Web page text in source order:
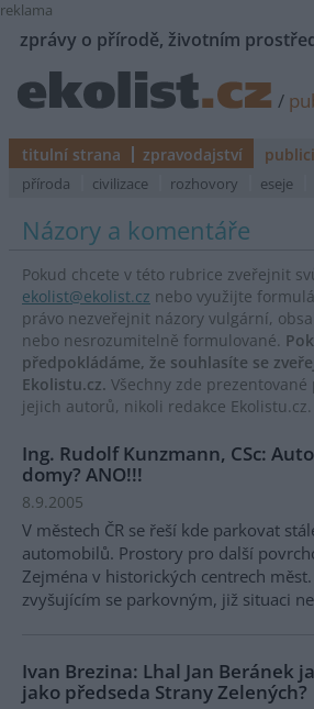
reklama
zprávy o přírodě, životním
/
titulní strana zpravodajství
příroda civilizace rozhovory eseje
Názory a komentáře
Pokud chcete v této rubrice zveřejnit
ekolist@ekolist.cz nebo využijte
právo nezveřejnit názory vulgární,
nebo nesrozumitelně formulované.
předpokládáme, že souhlasíte se
Ekolistu.cz. Všechny zde
jejich autorů, nikoli redakce Ekolistu.cz.
Ing. Rudolf Kunzmann, CSc:
domy? ANO!!!
8.9.2005
V městech ČR se řeší kde parkovat
automobilů. Prostory pro další
Zejména v historických centrech
zvyšujícím se parkovným, již situaci
Ivan Brezina: Lhal Jan Beránek
jako předseda Strany Zelených?